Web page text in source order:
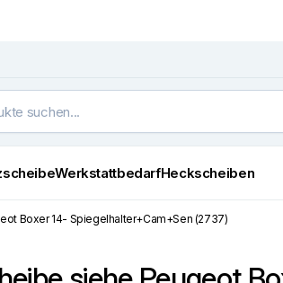
WerkstattbedarfHeckscheiben
Boxer 14- Spiegelhalter+Cam+Sen (2737)